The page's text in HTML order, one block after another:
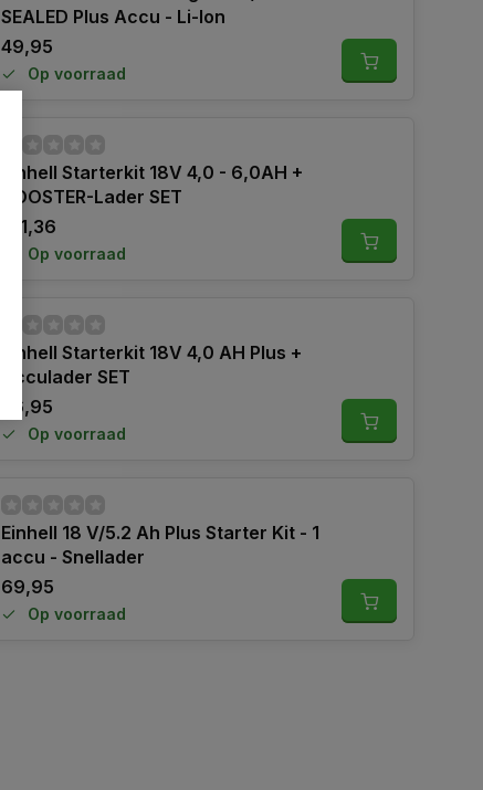
SEALED Plus Accu - Li-Ion
49,95
Op voorraad
Einhell Starterkit 18V 4,0 - 6,0AH +
BOOSTER-Lader SET
131,36
Op voorraad
Einhell Starterkit 18V 4,0 AH Plus +
Acculader SET
46,95
Op voorraad
Einhell 18 V/5.2 Ah Plus Starter Kit - 1
accu - Snellader
69,95
Op voorraad